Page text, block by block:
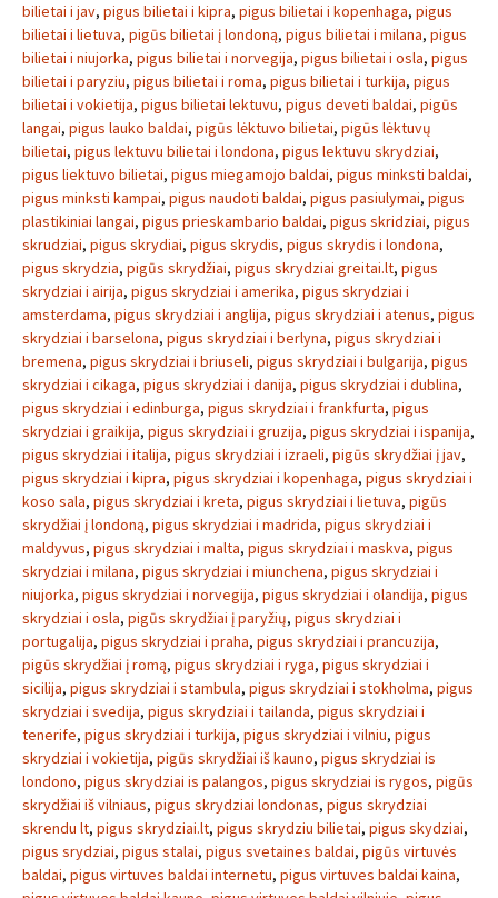
bilietai i jav, pigus bilietai i kipra, pigus bilietai i kopenhaga, pigus
bilietai i lietuva, pigūs bilietai į londoną, pigus bilietai i milana, pigus
bilietai i niujorka, pigus bilietai i norvegija, pigus bilietai i osla, pigus
bilietai i paryziu, pigus bilietai i roma, pigus bilietai i turkija, pigus
bilietai i vokietija, pigus bilietai lektuvu, pigus deveti baldai, pigūs
langai, pigus lauko baldai, pigūs lėktuvo bilietai, pigūs lėktuvų
bilietai, pigus lektuvu bilietai i londona, pigus lektuvu skrydziai,
pigus liektuvo bilietai, pigus miegamojo baldai, pigus minksti baldai,
pigus minksti kampai, pigus naudoti baldai, pigus pasiulymai, pigus
plastikiniai langai, pigus prieskambario baldai, pigus skridziai, pigus
skrudziai, pigus skrydiai, pigus skrydis, pigus skrydis i londona,
pigus skrydzia, pigūs skrydžiai, pigus skrydziai greitai.lt, pigus
skrydziai i airija, pigus skrydziai i amerika, pigus skrydziai i
amsterdama, pigus skrydziai i anglija, pigus skrydziai i atenus, pigus
skrydziai i barselona, pigus skrydziai i berlyna, pigus skrydziai i
bremena, pigus skrydziai i briuseli, pigus skrydziai i bulgarija, pigus
skrydziai i cikaga, pigus skrydziai i danija, pigus skrydziai i dublina,
pigus skrydziai i edinburga, pigus skrydziai i frankfurta, pigus
skrydziai i graikija, pigus skrydziai i gruzija, pigus skrydziai i ispanija,
pigus skrydziai i italija, pigus skrydziai i izraeli, pigūs skrydžiai į jav,
pigus skrydziai i kipra, pigus skrydziai i kopenhaga, pigus skrydziai i
koso sala, pigus skrydziai i kreta, pigus skrydziai i lietuva, pigūs
skrydžiai į londoną, pigus skrydziai i madrida, pigus skrydziai i
maldyvus, pigus skrydziai i malta, pigus skrydziai i maskva, pigus
skrydziai i milana, pigus skrydziai i miunchena, pigus skrydziai i
niujorka, pigus skrydziai i norvegija, pigus skrydziai i olandija, pigus
skrydziai i osla, pigūs skrydžiai į paryžių, pigus skrydziai i
portugalija, pigus skrydziai i praha, pigus skrydziai i prancuzija,
pigūs skrydžiai į romą, pigus skrydziai i ryga, pigus skrydziai i
sicilija, pigus skrydziai i stambula, pigus skrydziai i stokholma, pigus
skrydziai i svedija, pigus skrydziai i tailanda, pigus skrydziai i
tenerife, pigus skrydziai i turkija, pigus skrydziai i vilniu, pigus
skrydziai i vokietija, pigūs skrydžiai iš kauno, pigus skrydziai is
londono, pigus skrydziai is palangos, pigus skrydziai is rygos, pigūs
skrydžiai iš vilniaus, pigus skrydziai londonas, pigus skrydziai
skrendu lt, pigus skrydziai.lt, pigus skrydziu bilietai, pigus skydziai,
pigus srydziai, pigus stalai, pigus svetaines baldai, pigūs virtuvės
baldai, pigus virtuves baldai internetu, pigus virtuves baldai kaina,